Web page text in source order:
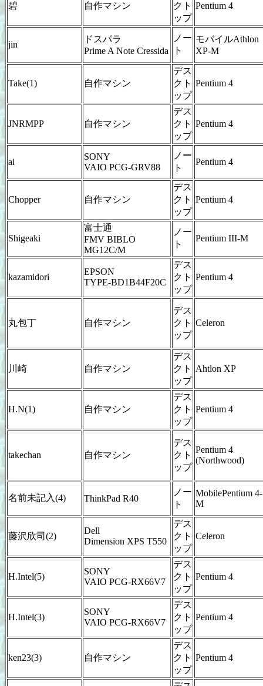
碧 自作マシン
クト
ップ
Pentium 4
jin
ドスパラ
Prime A Note Cressida
ノー
ト
モバイルAthlon
XP-M
Take(1) 自作マシン
デス
クト
ップ
Pentium 4
JNRMPP 自作マシン
デス
クト
ップ
Pentium 4
ai
SONY
VAIO PCG-GRV88
ノー
ト
Pentium 4
Chopper 自作マシン
デス
クト
ップ
Pentium 4
Shigeaki
富士通
FMV BIBLO
MG12C/M
ノー
ト
Pentium III-M
kazamidori
EPSON
TYPE-BD1B44F20C
デス
クト
ップ
Pentium 4
丸包丁 自作マシン
デス
クト
ップ
Celeron
川崎 自作マシン
デス
クト
ップ
Ahtlon XP
H.N(1) 自作マシン
デス
クト
ップ
Pentium 4
takechan 自作マシン
デス
クト
ップ
Pentium 4
(Northwood)
名前未記入(4) ThinkPad R40
ノー
ト
MobilePentium 4-
M
藤沢欣司(2)
Dell
Dimension XPS T550
デス
クト
ップ
Celeron
H.Intel(5)
SONY
VAIO PCG-RX66V7
デス
クト
ップ
Pentium 4
H.Intel(3)
SONY
VAIO PCG-RX66V7
デス
クト
ップ
Pentium 4
ken23(3) 自作マシン
デス
クト
ップ
Pentium 4